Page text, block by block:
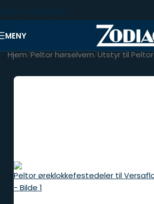
Skip to navigation
Skip to main content
MENY
Hjem/Peltor hørselvern/Utstyr til Peltor